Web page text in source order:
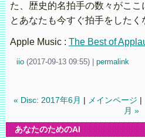
た、歴史的名拍手の数々がこ
とあなたも今すぐ拍手をしたく
Apple Music : The Best of
iio (2017-09-13 09:55) permalink
« Disc: 2017年6月 メインページ
月 »
あなたのためのAI